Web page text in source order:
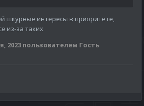
шкурные интересы в приоритете,
из-за таких
2023 пользователем Гость